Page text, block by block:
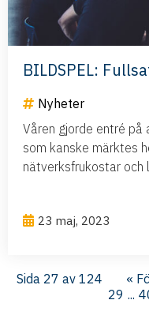
BILDSPEL:
Nyheter
Våren gjorde entré på
som kanske märktes
nätverksfrukostar och
23 maj, 2023
Sida 27 av 124 «
29 ...